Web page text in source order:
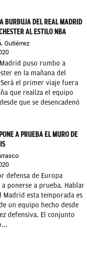
BURBUJA DEL REAL MADRID
AL ESTILO NBA
Gutiérrez
puso rumbo a
en la mañana del
el primer viaje fuera
que realiza el equipo
que se desencadenó
A PRUEBA EL MURO DE
defensa de Europa
ponerse a prueba. Hablar
Madrid esta temporada es
un equipo hecho desde
defensiva. El conjunto